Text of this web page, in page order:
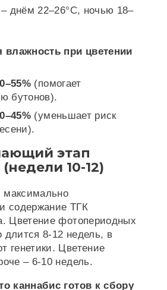
днём 22–26°C, ночью 18–
влажность при цветении
(помогает
бутонов).
(уменьшает риск
этап
10-12)
содержание ТГК
Цветение фотопериодных
длится 8-12 недель, в
генетики. Цветение
– 6-10 недель.
каннабис готов к сбору